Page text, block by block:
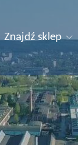
Znajdź sklep